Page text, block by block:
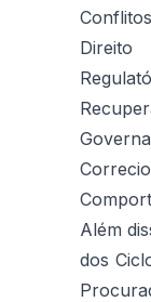
Além
dos